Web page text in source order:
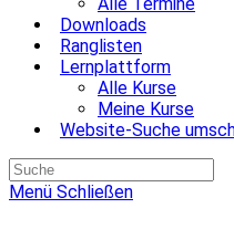
Downloads
Ranglisten
Lernplattform
Alle Kurse
Meine Kurse
Website-Suche
Menü Schließen